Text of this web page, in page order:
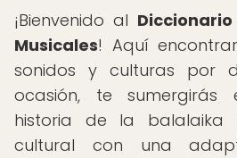
¡Bienvenido al
Musicales! Aquí
sonidos y culturas por
ocasión, te sumergirás
historia de la balalaika
cultural con una